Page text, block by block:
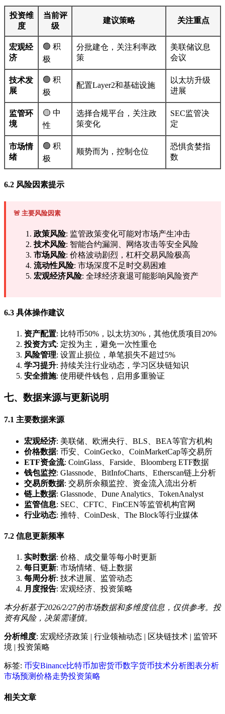
投资维
度
当前评
级
建议策略 关注重点
宏观经
济
🟢 积
极
分批建仓，关注利率政
策
美联储议息
会议
技术发
展
🟢 积
极
配置Layer2和基础设施
以太坊升级
进展
监管环
境
🟡 中
性
选择合规平台，关注政
策变化
SEC监管决
定
市场情
绪
🟢 积
极
顺势而为，控制仓位
恐惧贪婪指
数
6.2 风险因素提示
🚨 主要风险因素
政策风险: 监管政策变化可能对市场产生冲击
技术风险: 智能合约漏洞、网络攻击等安全风险
市场风险: 价格波动剧烈，杠杆交易风险极高
流动性风险: 市场深度不足时交易困难
宏观经济风险: 全球经济衰退可能影响风险资产
6.3 具体操作建议
资产配置: 比特币50%，以太坊30%，其他优质项目20%
投资方式: 定投为主，避免一次性重仓
风险管理: 设置止损位，单笔损失不超过5%
学习提升: 持续关注行业动态，学习区块链知识
安全措施: 使用硬件钱包，启用多重验证
七、数据来源与更新说明
7.1 主要数据来源
宏观经济: 美联储、欧洲央行、BLS、BEA等官方机构
价格数据: 币安、CoinGecko、CoinMarketCap等交易所
ETF资金流: CoinGlass、Farside、Bloomberg ETF数据
钱包监控: Glassnode、BitInfoCharts、Etherscan链上分析
交易所数据: 交易所余额监控、资金流入流出分析
链上数据: Glassnode、Dune Analytics、TokenAnalyst
监管信息: SEC、CFTC、FinCEN等监管机构官网
行业动态: 推特、CoinDesk、The Block等行业媒体
7.2 信息更新频率
实时数据: 价格、成交量等每小时更新
每日更新: 市场情绪、链上数据
每周分析: 技术进展、监管动态
月度报告: 宏观经济、投资策略
本分析基于2026/2/27的市场数据和多维度信息，仅供参考。投
资有风险，决策需谨慎。
分析维度: 宏观经济政策 | 行业领袖动态 | 区块链技术 | 监管环
境 | 投资策略
标签: 币安Binance比特币加密货币数字货币技术分析图表分析
市场预测价格走势投资策略
相关文章